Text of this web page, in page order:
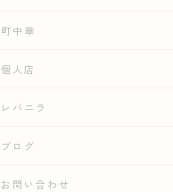
町中華
個人店
レバニラ
ブログ
お問い合わせ